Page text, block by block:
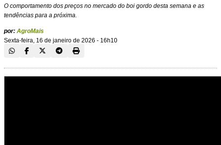
O comportamento dos preços no mercado do boi gordo desta semana e as
tendências para a próxima.
por: AgroMais
Sexta-feira, 16 de janeiro de 2026 - 16h10